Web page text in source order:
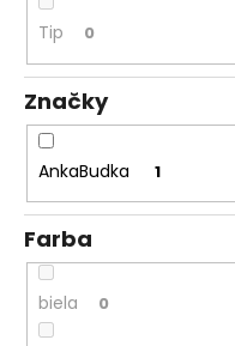
Tip 0
Značky
AnkaBudka 1
Farba
biela 0
á
j
s
ť
?